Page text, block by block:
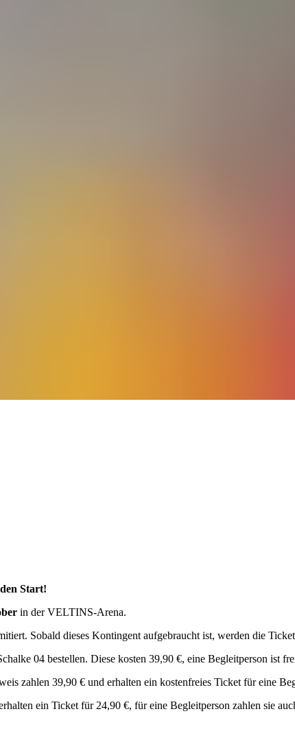
Start!
in der VELTINS-Arena.
Sobald dieses Kontingent aufgebraucht ist, werden die
04 bestellen. Diese kosten 39,90 €, eine Begleitperson ist
zahlen 39,90 € und erhalten ein kostenfreies Ticket für eine
ein Ticket für 24,90 €, für eine Begleitperson zahlen sie